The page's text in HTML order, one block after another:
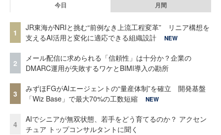
今日 月間
1
JR東海がNRIと挑む“前例なき上流工程変革” リニア構想を
支えるAI活用と変化に適応できる組織設計
NEW
2
メール配信に求められる「信頼性」は十分か？企業の
DMARC運用が失敗するワケとBIMI導入の勘所
3
みずほFGがAIエージェントの“量産体制”を確立 開発基盤
「Wiz Base」で最大70%の工数短縮
NEW
4
AIでシニアが無双状態、若手をどう育てるのか？ アクセン
チュア トップコンサルタントに聞く